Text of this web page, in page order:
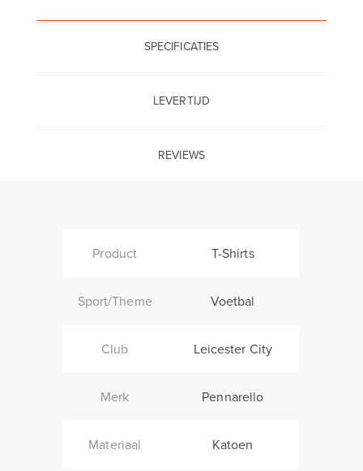
SPECIFICATIES
LEVERTIJD
REVIEWS
Product T-Shirts
Sport/Theme Voetbal
Club Leicester City
Merk Pennarello
Materiaal Katoen